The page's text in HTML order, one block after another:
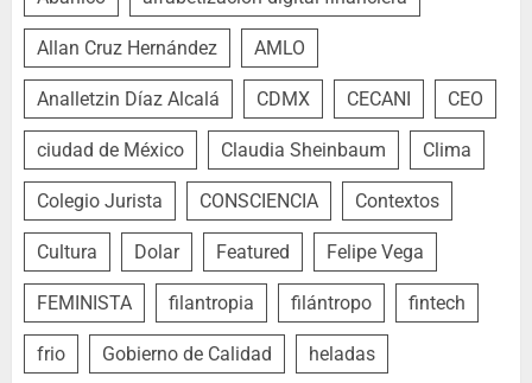
Allan Cruz Hernández AMLO
Analletzin Díaz Alcalá CDMX CECANI CEO
ciudad de México Claudia Sheinbaum Clima
Colegio Jurista CONSCIENCIA Contextos
Cultura Dolar Featured Felipe Vega
FEMINISTA filantropia filántropo fintech
frio Gobierno de Calidad heladas